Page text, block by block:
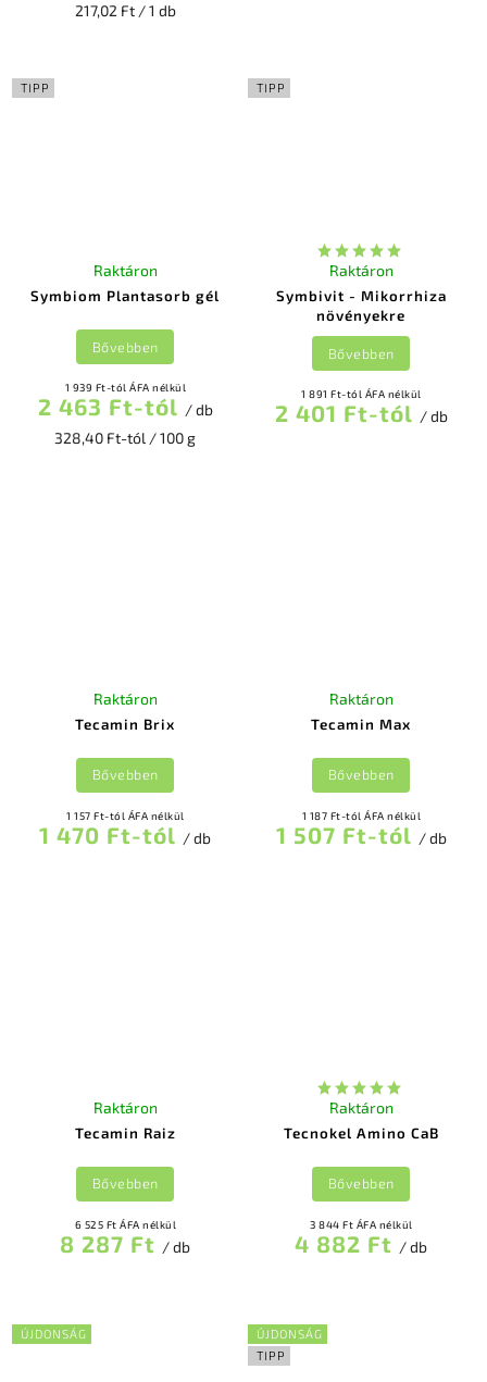
217,02 Ft / 1 db
TIPP
Symbiom Plantasorb gél
Raktáron
1 939 Ft-tól ÁFA nélkül
2 463 Ft-tól / db
328,40 Ft-tól / 100 g
Bővebben
TIPP
Symbivit - Mikorrhiza
növényekre
Raktáron
1 891 Ft-tól ÁFA nélkül
2 401 Ft-tól / db
Bővebben
Tecamin Brix
Raktáron
1 157 Ft-tól ÁFA nélkül
1 470 Ft-tól / db
Bővebben
Tecamin Max
Raktáron
1 187 Ft-tól ÁFA nélkül
1 507 Ft-tól / db
Bővebben
Tecamin Raiz
Raktáron
6 525 Ft ÁFA nélkül
8 287 Ft / db
Bővebben
Tecnokel Amino CaB
Raktáron
3 844 Ft ÁFA nélkül
4 882 Ft / db
Bővebben
ÚJDONSÁG
ÚJDONSÁG
TIPP